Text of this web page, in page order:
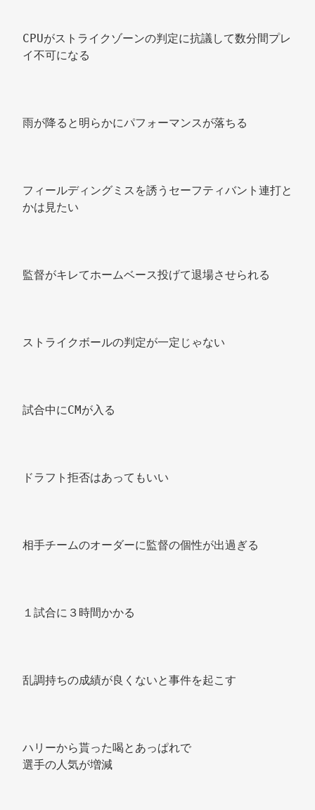
CPUがストライクゾーンの判定に抗議して数分間プレ
イ不可になる
雨が降ると明らかにパフォーマンスが落ちる
フィールディングミスを誘うセーフティバント連打と
かは見たい
監督がキレてホームベース投げて退場させられる
ストライクボールの判定が一定じゃない
試合中にCMが入る
ドラフト拒否はあってもいい
相手チームのオーダーに監督の個性が出過ぎる
１試合に３時間かかる
乱調持ちの成績が良くないと事件を起こす
ハリーから貰った喝とあっぱれで
選手の人気が増減